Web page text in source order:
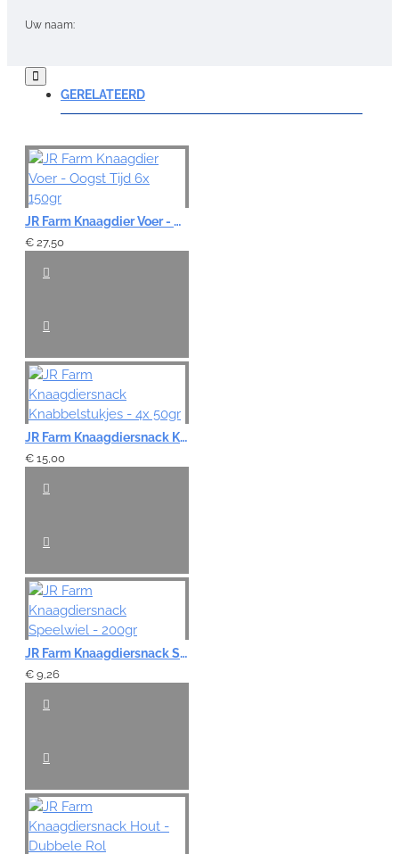
Uw naam:
Opmerking:
Note:HTML-code wordt niet vertaald!
Waardering:
Slecht
GERELATEERD
JR Farm Knaagdier Voer - Oogst Tijd 6x 150gr
€ 27,50
JR Farm Knaagdiersnack Knabbelstukjes - 4x 50gr
€ 15,00
JR Farm Knaagdiersnack Speelwiel - 200gr
€ 9,26